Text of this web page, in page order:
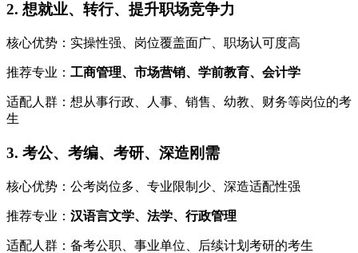
2. 想就业、转行、提升职场竞争力
核心优势：实操性强、岗位覆盖面广、职场认可度高
推荐专业： 工商管理、市场营销、学前教育、会计学
适配人群：想从事行政、人事、销售、幼教、财务等岗位的考
生
3. 考公、考编、考研、深造刚需
核心优势：公考岗位多、专业限制少、深造适配性强
推荐专业： 汉语言文学、法学、行政管理
适配人群：备考公职、事业单位、后续计划考研的考生